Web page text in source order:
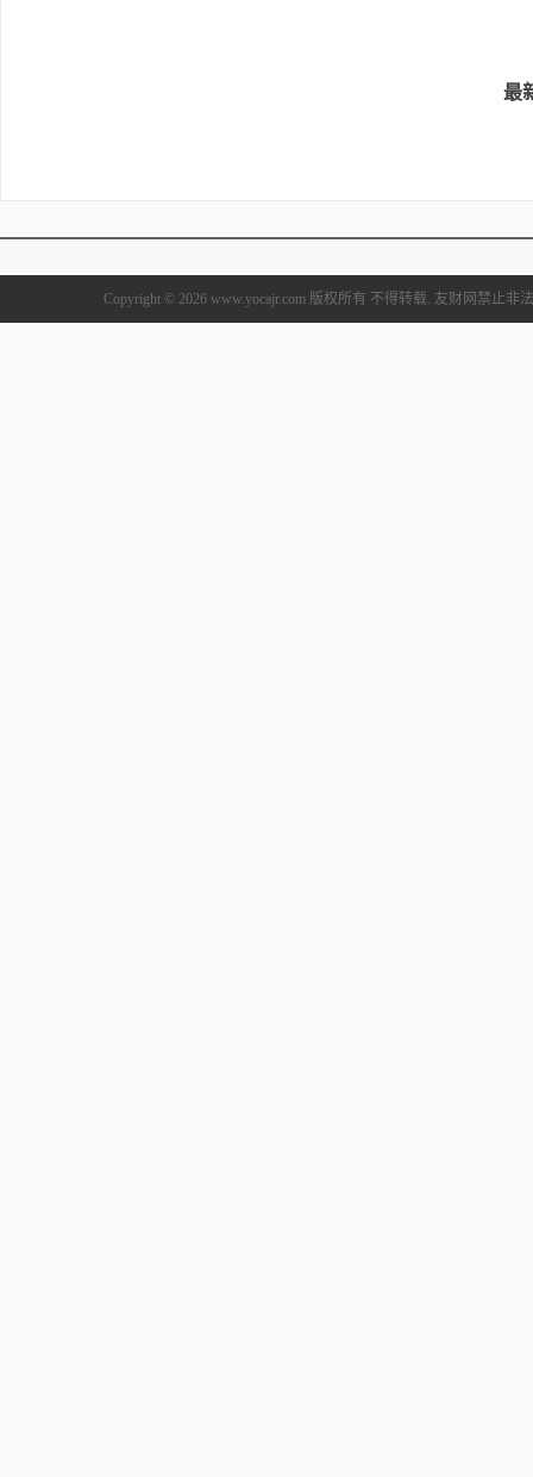
最
Copyright © 2026 www.yocajr.com 版权所有 不得转载. 友财网禁止非